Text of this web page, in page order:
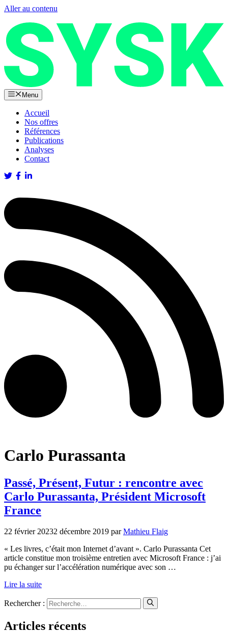
Aller au contenu
Menu
Accueil
Nos offres
Références
Publications
Analyses
Contact
Carlo Purassanta
Passé, Présent, Futur : rencontre avec
Carlo Purassanta, Président Microsoft
France
22 février 20232 décembre 2019 parMathieu Flaig
« Les livres, c’était mon Internet d’avant ». Carlo Purassanta Cet
article constitue mon troisième entretien avec Microsoft France : j’ai
pu échanger sur l’accélération numérique avec son …
Lire la suite
Rechercher :
Articles récents